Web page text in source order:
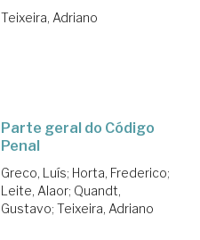
Teixeira, Adriano
Parte geral do Código
Penal
Greco, Luís; Horta, Frederico;
Leite, Alaor; Quandt,
Gustavo; Teixeira, Adriano